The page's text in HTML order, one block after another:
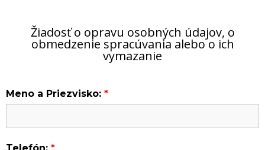
Žiadosť o opravu osobných údajov, o
obmedzenie spracúvania alebo o ich
vymazanie
Meno a Priezvisko: *